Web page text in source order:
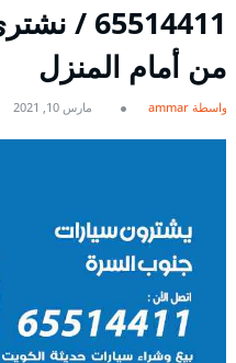
من أمام المنزل
بواسطة ammar مارس 10, 2021